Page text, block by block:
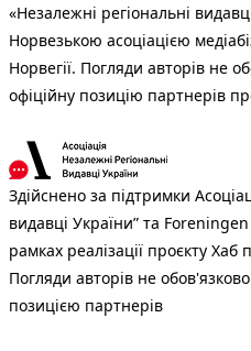
«Незалежні регіональні
Норвезькою асоціацією
Норвегії. Погляди авторів не
офіційну позицію партнерів
Здійснено за підтримки
видавці України” та
рамках реалізації проєкту Хаб
Погляди авторів не
позицією партнерів